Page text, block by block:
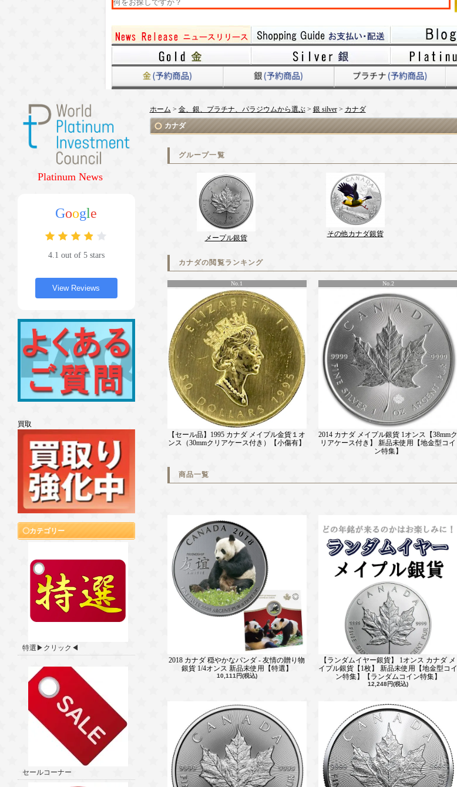
Platinum News
Google
4.1 out of 5 stars
View Reviews
買取
カテゴリー
特選▶クリック◀
セールコーナー
ホーム > 金、銀、プラチナ、パラジウムから選ぶ> 銀 silver> カナダ
カナダ
グループ一覧
メープル銀貨 その他カナダ銀貨
カナダの閲覧ランキング
No.1
【セール品】1995 カナダ メイプル金貨１オ
ンス（30mmクリアケース付き）【小傷有】
No.2
2014 カナダ メイプル銀貨 1オンス【38mmク
リアケース付き】 新品未使用【地金型コイ
ン特集】
商品一覧
2018 カナダ 穏やかなパンダ - 友情の贈り物
銀貨 1/4オンス 新品未使用【特選】
10,111円(税込)
【ランダムイヤー銀貨】 1オンス カナダ メ
イプル銀貨【1枚】 新品未使用【地金型コイ
ン特集】【ランダムコイン特集】
12,248円(税込)